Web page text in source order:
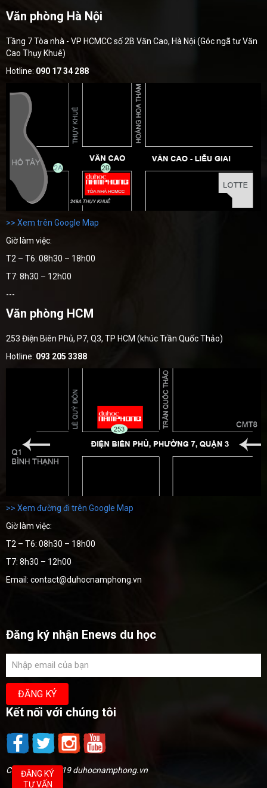
Văn phòng Hà Nội
Tầng 7 Tòa nhà - VP HCMCC số 2B Văn Cao, Hà Nội (Góc ngã tư Văn
Cao Thụy Khuê)
Hotline: 090 17 34 288
>> Xem trên Google Map
Giờ làm việc:
T2 – T6: 08h30 – 18h00
T7: 8h30 – 12h00
---
Văn phòng HCM
253 Điện Biên Phủ, P7, Q3, TP HCM (khúc Trần Quốc Thảo)
Hotline: 093 205 3388
>> Xem đường đi trên Google Map
Giờ làm việc:
T2 – T6: 08h30 – 18h00
T7: 8h30 – 12h00
Email: contact@duhocnamphong.vn
Đăng ký nhận Enews du học
Kết nối với chúng tôi
Copyright @2019 duhocnamphong.vn
ĐĂNG KÝ
TƯ VẤN